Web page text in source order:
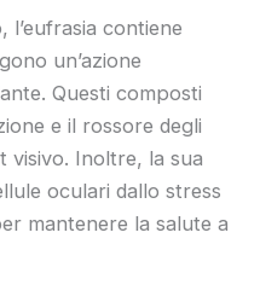
l’eufrasia contiene
un’azione
Questi composti
e il rossore degli
visivo. Inoltre, la sua
oculari dallo stress
mantenere la salute a